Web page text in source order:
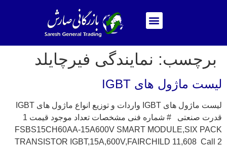
برچسب: نمایندگی فیرچایلد
لیست ماژول های IGBT
لیست ماژول های IGBT واردات و توزیع انواع ماژول های IGBT
قدرت صنعتی # شماره فنی مشخصات تعداد موجود قیمت 1
FSBS15CH60AA-15A600V SMART MODULE,SIX PACK
TRANSISTOR IGBT,15A,600V,FAIRCHILD 11,608 Call 2